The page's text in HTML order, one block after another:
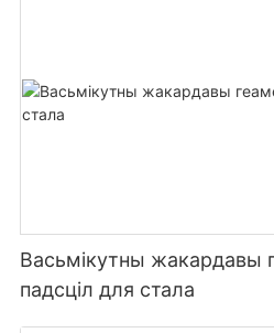
Васьмікутны жакардавы
падсціл для стала